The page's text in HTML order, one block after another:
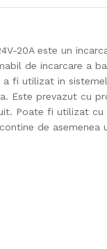
20A este un
de incarcare a
a fi utilizat in
Este prevazut cu
Poate fi utilizat
de asemenea